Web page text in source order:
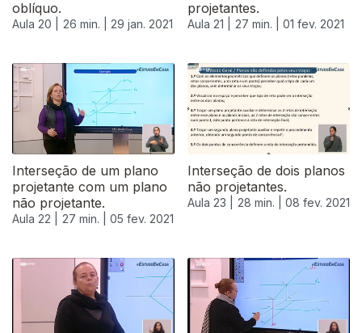
oblíquo.
Aula 20 | 26 min. | 29 jan. 2021
projetantes.
Aula 21 | 27 min. | 01 fev. 2021
Interseção de um plano
projetante com um plano
não projetante.
Aula 22 | 27 min. | 05 fev. 2021
Interseção de dois planos
não projetantes.
Aula 23 | 28 min. | 08 fev. 2021
522831